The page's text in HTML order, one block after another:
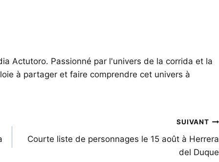
Actutoro. Passionné par l'univers de la corrida et la
à partager et faire comprendre cet univers à
SUIVANT
Courte liste de personnages le 15 août à Herrera
del Duque